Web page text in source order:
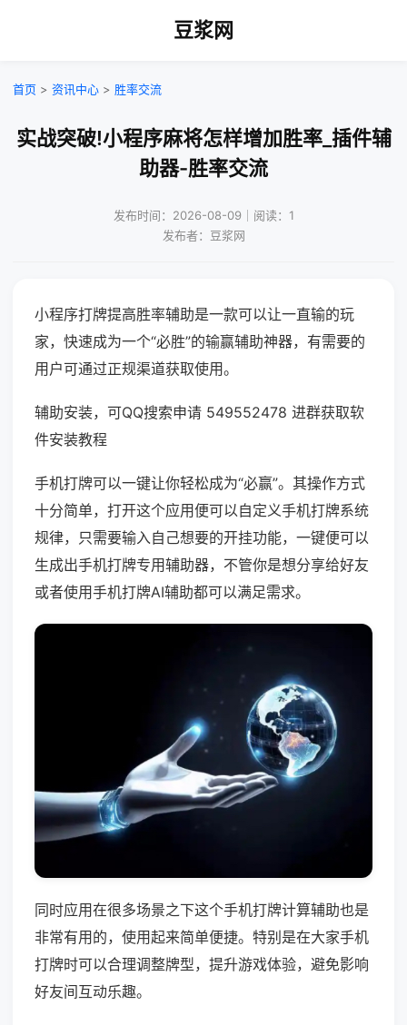
豆浆网
首页 > 资讯中心 > 胜率交流
实战突破!小程序麻将怎样增加胜率_插件辅
助器-胜率交流
发布时间：2026-08-09｜阅读：1
发布者：豆浆网
小程序打牌提高胜率辅助是一款可以让一直输的玩
家，快速成为一个“必胜”的输赢辅助神器，有需要的
用户可通过正规渠道获取使用。
辅助安装，可QQ搜索申请 549552478 进群获取软
件安装教程
手机打牌可以一键让你轻松成为“必赢”。其操作方式
十分简单，打开这个应用便可以自定义手机打牌系统
规律，只需要输入自己想要的开挂功能，一键便可以
生成出手机打牌专用辅助器，不管你是想分享给好友
或者使用手机打牌AI辅助都可以满足需求。
同时应用在很多场景之下这个手机打牌计算辅助也是
非常有用的，使用起来简单便捷。特别是在大家手机
打牌时可以合理调整牌型，提升游戏体验，避免影响
好友间互动乐趣。